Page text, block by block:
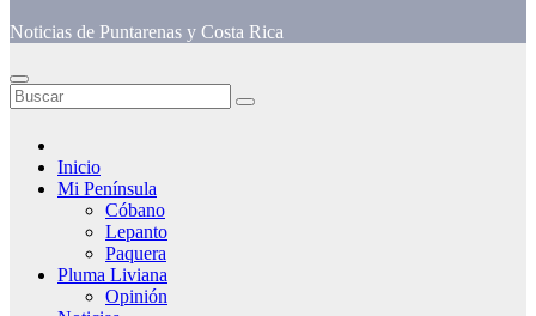
Noticias de Puntarenas y Costa Rica
Inicio
Mi Península
Cóbano
Lepanto
Paquera
Pluma Liviana
Opinión